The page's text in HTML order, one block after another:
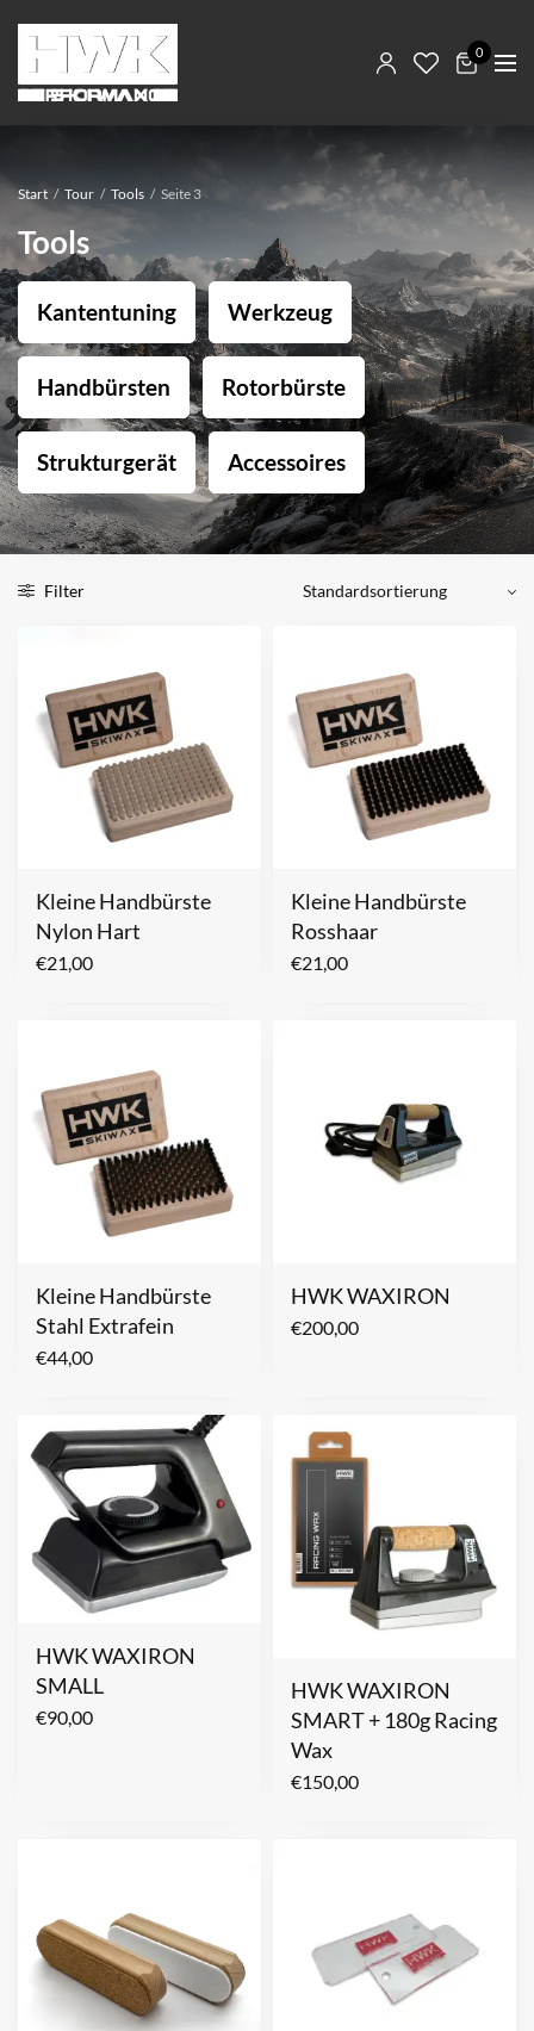
0
Start / Tour / Tools / Seite 3
Tools
Kantentuning Werkzeug
Handbürsten Rotorbürste
Strukturgerät Accessoires
Filter
Kleine Handbürste
Nylon Hart
€21,00
Kleine Handbürste
Rosshaar
€21,00
Kleine Handbürste
Stahl Extrafein
€44,00
HWK WAXIRON
€200,00
HWK WAXIRON
SMALL
€90,00
HWK WAXIRON
SMART + 180g Racing
Wax
€150,00